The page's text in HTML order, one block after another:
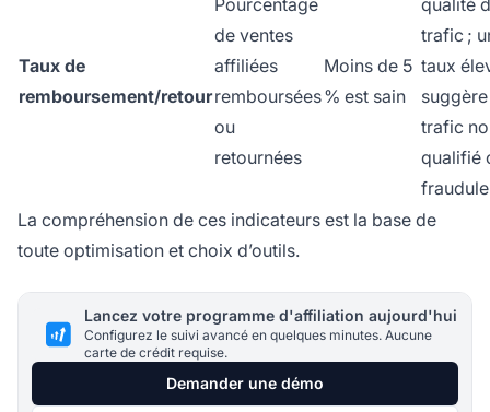
Taux de
remboursement/retour
Pourcentage
de ventes
affiliées
remboursées
ou
retournées
Moins de 5
% est sain
qualité
trafic ;
taux
trafic
qualifié
La compréhension de ces indicateurs est la base de
toute optimisation et choix d’outils.
Lancez votre programme d'affiliation aujourd'hui
Configurez le suivi avancé en quelques minutes. Aucune
carte de crédit requise.
Demander une démo